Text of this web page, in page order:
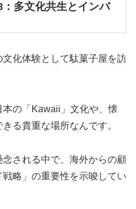
多文化共生とインバ
化体験として駄菓子屋を訪
の「Kawaii」文化や、懐
る貴重な場所なんです。
される中で、海外からの顧
略」の重要性を示唆してい